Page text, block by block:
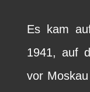
Es kam
1941, auf
vor